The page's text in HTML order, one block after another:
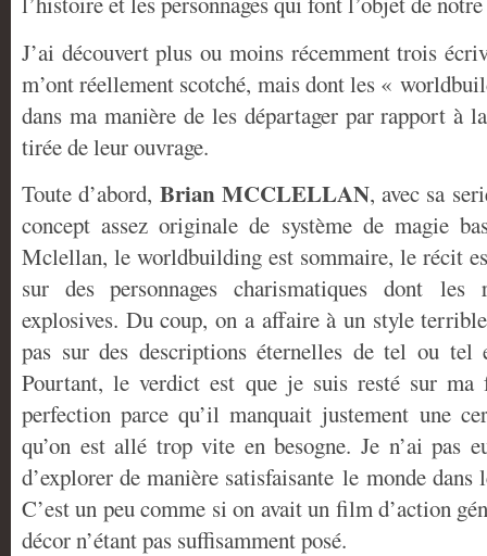
J’ai découvert plus ou moins récemment trois
m’ont réellement scotché, mais dont les «
dans ma manière de les départager par rapport à
tirée de leur ouvrage.
Toute d’abord, Brian MCCLELLAN, avec sa
concept assez originale de système de magie
Mclellan, le worldbuilding est sommaire, le récit
sur des personnages charismatiques dont
explosives. Du coup, on a affaire à un style
pas sur des descriptions éternelles de tel ou
Pourtant, le verdict est que je suis resté sur
perfection parce qu’il manquait justement une
qu’on est allé trop vite en besogne. Je n’ai pas
d’explorer de manière satisfaisante le monde dans
C’est un peu comme si on avait un film d’action
décor n’étant pas suffisamment posé.